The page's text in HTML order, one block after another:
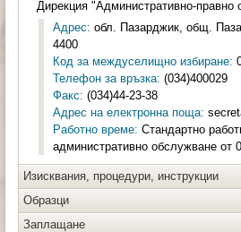
Дирекция "Административно-
Адрес: обл. Пазарджик, общ.
4400
Код за междуселищно избиране:
Телефон за връзка: (034)400029
Факс: (034)44-23-38
Адрес на електронна поща:
Работно време: Стандартно
административно обслужване от
Изисквания, процедури, инструкции
Образци
Заплащане